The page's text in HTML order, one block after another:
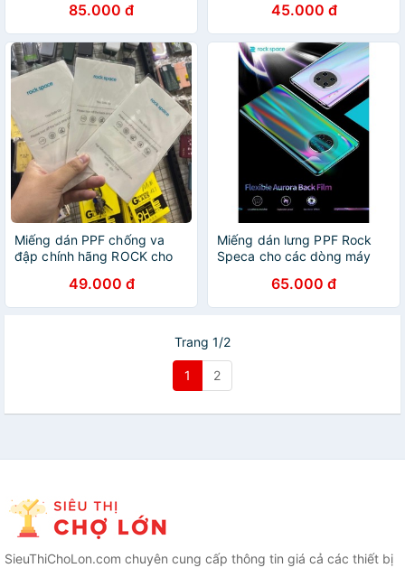
máy, dây dẹt, độ dài 1m bảo
hành 12 tháng
85.000 đ 45.000 đ
Miếng dán PPF chống va
đập chính hãng ROCK cho
49.000 đ
Miếng dán lưng PPF Rock
Speca cho các dòng máy
65.000 đ
Trang 1/2
1 2
SieuThiChoLon.com chuyên cung cấp thông tin giá cả các thiết bị